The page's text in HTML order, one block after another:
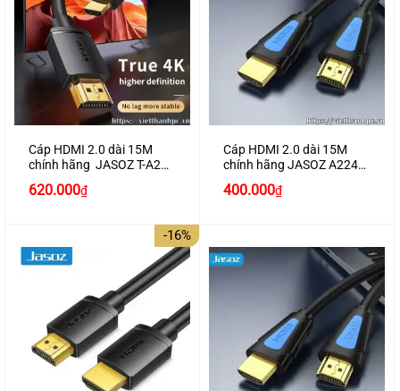
Cáp HDMI 2.0 dài 15M
chính hãng JASOZ T-A287
hỗ trợ 4K2K
Giá
620.000₫Giá
hiện
Cáp HDMI 2.0 dài 15M
chính hãng JASOZ A224
hỗ trợ 4K2K cao cấp
Giá
400.000₫Giá
hiện
400.000₫.
-16%